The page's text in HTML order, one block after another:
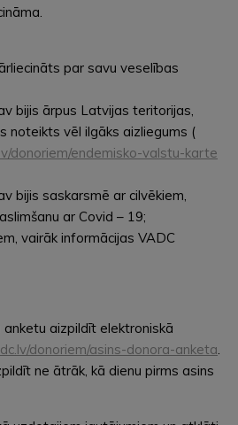
par savu veselības
bijis ārpus Latvijas teritorijas,
noteikts vēl ilgāks aizliegums (
donoriem/endemisko-valstu-karte
bijis saskarsmē ar cilvēkiem,
ar Covid – 19;
vairāk informācijas VADC
aizpildīt elektroniskā
donoriem/asins-donora-anketa.
ne ātrāk, kā dienu pirms asins